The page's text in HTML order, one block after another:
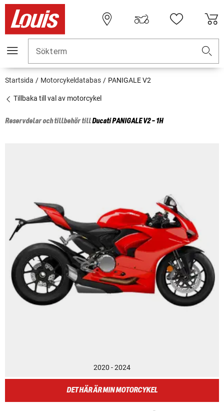
Sökterm
Startsida Motorcykeldatabas PANIGALE V2
Tillbaka till val av motorcykel
Reservdelar och tillbehör tillDucatiPANIGALE V2 - 1H
2020 - 2024
DET HÄR ÄR MIN MOTORCYKEL